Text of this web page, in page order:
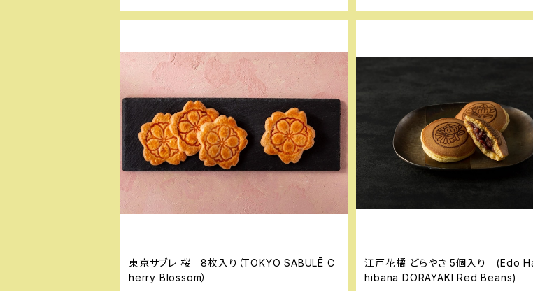
東京サブレ 桜 8枚入り（TOKYO SABULĒ C
herry Blossom）
江戸花橘 どらやき 5個入り (Edo
hibana DORAYAKI Red Beans)